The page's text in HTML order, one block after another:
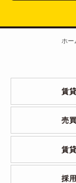
ホー
賃
売
賃
採